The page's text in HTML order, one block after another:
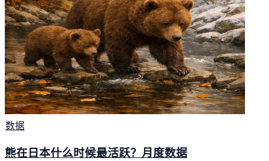
数据
熊在日本什么时候最活跃？月度数据